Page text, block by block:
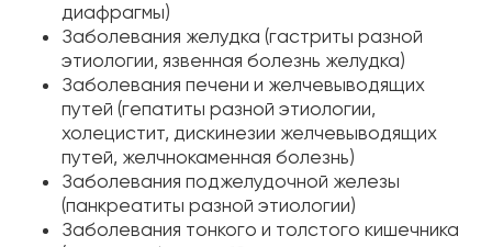
диафрагмы)
Заболевания желудка (гастриты разной
этиологии, язвенная болезнь желудка)
Заболевания печени и желчевыводящих
путей (гепатиты разной этиологии,
холецистит, дискинезии желчевыводящих
путей, желчнокаменная болезнь)
Заболевания поджелудочной железы
(панкреатиты разной этиологии)
Заболевания тонкого и толстого кишечника